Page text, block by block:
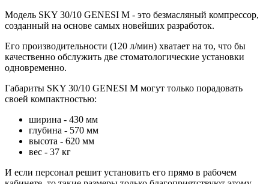
Модель SKY 30/10 GENESI M - это безмасляный компрессор,
созданный на основе самых новейших разработок.
Его производительности (120 л/мин) хватает на то, что бы
качественно обслужить две стоматологические установки
одновременно.
Габариты SKY 30/10 GENESI M могут только порадовать
своей компактностью:
ширина - 430 мм
глубина - 570 мм
высота - 620 мм
вес - 37 кг
И если персонал решит установить его прямо в рабочем